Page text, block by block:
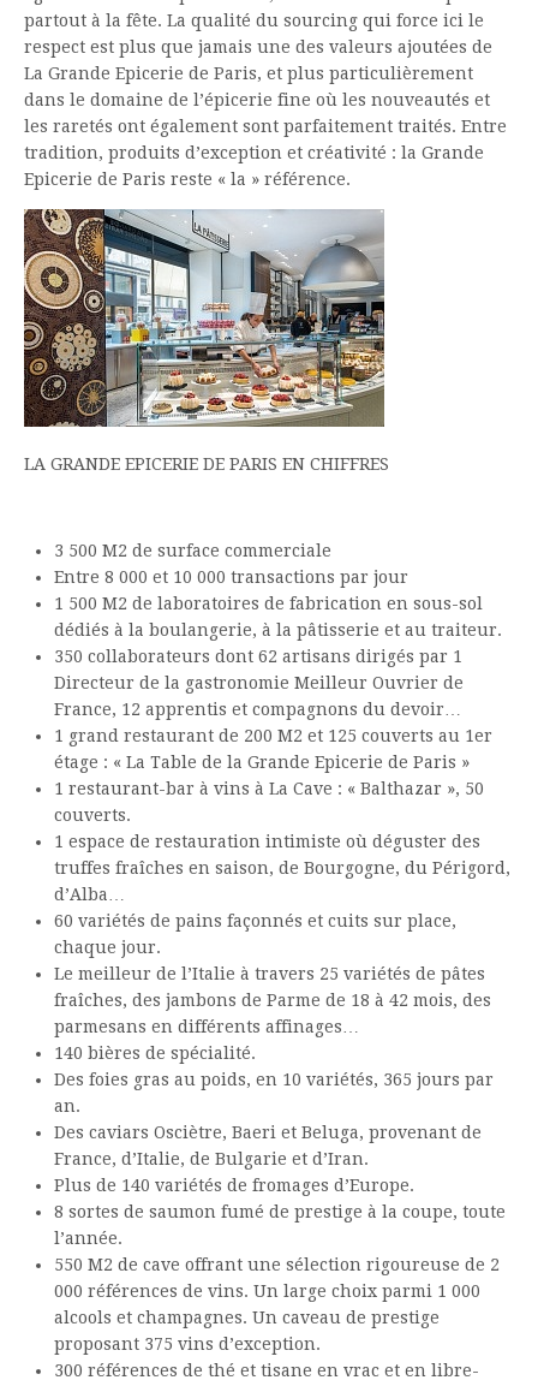
partout à la fête. La qualité du sourcing qui force ici le
respect est plus que jamais une des valeurs ajoutées de
La Grande Epicerie de Paris, et plus particulièrement
dans le domaine de l’épicerie fine où les nouveautés et
les raretés ont également sont parfaitement traités. Entre
tradition, produits d’exception et créativité : la Grande
Epicerie de Paris reste « la » référence.
LA GRANDE EPICERIE DE PARIS EN CHIFFRES
3 500 M2 de surface commerciale
Entre 8 000 et 10 000 transactions par jour
1 500 M2 de laboratoires de fabrication en sous-sol
dédiés à la boulangerie, à la pâtisserie et au traiteur.
350 collaborateurs dont 62 artisans dirigés par 1
Directeur de la gastronomie Meilleur Ouvrier de
France, 12 apprentis et compagnons du devoir…
1 grand restaurant de 200 M2 et 125 couverts au 1er
étage : « La Table de la Grande Epicerie de Paris »
1 restaurant-bar à vins à La Cave : « Balthazar », 50
couverts.
1 espace de restauration intimiste où déguster des
truffes fraîches en saison, de Bourgogne, du Périgord,
d’Alba…
60 variétés de pains façonnés et cuits sur place,
chaque jour.
Le meilleur de l’Italie à travers 25 variétés de pâtes
fraîches, des jambons de Parme de 18 à 42 mois, des
parmesans en différents affinages…
140 bières de spécialité.
Des foies gras au poids, en 10 variétés, 365 jours par
an.
Des caviars Osciètre, Baeri et Beluga, provenant de
France, d’Italie, de Bulgarie et d’Iran.
Plus de 140 variétés de fromages d’Europe.
8 sortes de saumon fumé de prestige à la coupe, toute
l’année.
550 M2 de cave offrant une sélection rigoureuse de 2
000 références de vins. Un large choix parmi 1 000
alcools et champagnes. Un caveau de prestige
proposant 375 vins d’exception.
300 références de thé et tisane en vrac et en libre-